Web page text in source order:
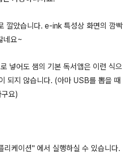
깔았습니다. e-ink 특성상 화면의 깜빡
네요~
넣어도 샘의 기본 독서앱은 이런 식으
되지 않습니다. (아마 USB를 뽑을 때
요)
리케이션" 에서 실행하실 수 있습니다.